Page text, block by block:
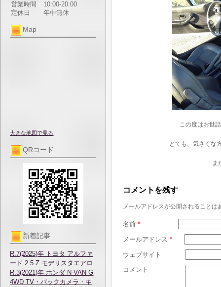
営業時間
10:00-20:00
定休日
年中無休
Map
大きな地図で見る
QRコード
新着記事
R.7(2025)年 トヨタ アルファ
ード 2.5 Z モデリスタエアロ
R.3(2021)年 ホンダ N-VAN G
4WD TV・バックカメラ・キ
この度はお世
とても、気さくな
ま
コメントを残す
メールアドレスが公開されることは
名前 *
メールアドレス *
ウェブサイト
コメント